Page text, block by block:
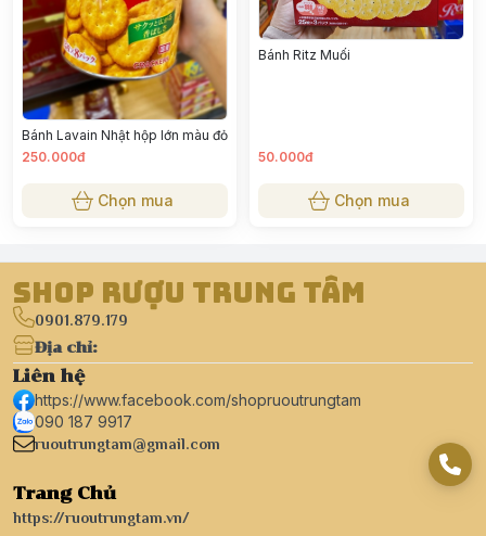
Bánh Lavain Nhật hộp lớn màu đỏ
250.000đ
Chọn mua
Bánh Ritz Muối
50.000đ
Chọn mua
Shop Rượu Trung Tâm
0901.879.179
Địa chỉ:
Liên hệ
https://www.facebook.com/shopruoutrungtam
090 187 9917
ruoutrungtam@gmail.com
Trang Chủ
https://ruoutrungtam.vn/